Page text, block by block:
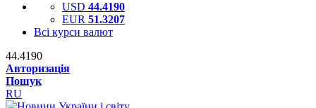
USD 44.4190
EUR 51.3207
Всі курси валют
44.4190
Авторизація
Пошук
RU